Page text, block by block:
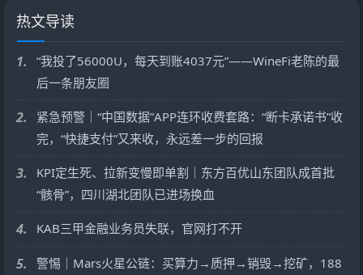
热文导读
1.
“我投了56000U，每天到账4037元”——WineFi老陈的最
后一条朋友圈
2.
紧急预警｜“中国数据”APP连环收费套路：“断卡承诺书”收
完，“快捷支付”又来收，永远差一步的回报
3.
KPI定生死、拉新变慢即单割｜东方百优山东团队成首批
“骸骨”，四川湖北团队已进场换血
4. KAB三甲金融业务员失联，官网打不开
5.
警惕｜Mars火星公链：买算力→质押→销毁→挖矿，188